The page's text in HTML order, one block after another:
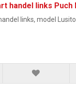
handel links Puch
links, model